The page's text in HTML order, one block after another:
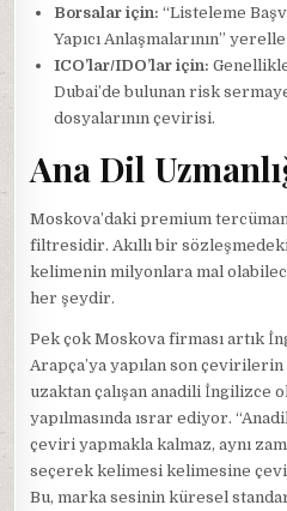
Borsalar için: “Listeleme
Yapıcı Anlaşmalarının”
ICO’lar/IDO’lar için:
Dubai’de bulunan risk
dosyalarının çevirisi.
Ana Dil
Moskova’daki premium
filtresidir. Akıllı bir
kelimenin milyonlara mal
her şeydir.
Pek çok Moskova firması artık
Arapça’ya yapılan son çevirilerin
uzaktan çalışan anadili İngilizce
yapılmasında ısrar ediyor.
çeviri yapmakla kalmaz, aynı
seçerek kelimesi kelimesine
Bu, marka sesinin küresel